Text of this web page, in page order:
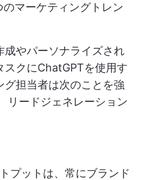
マーケティングトレン
成やパーソナライズされ
スクにChatGPTを使用す
グ担当者は次のことを強
リードジェネレーション
プットは、常にブランド